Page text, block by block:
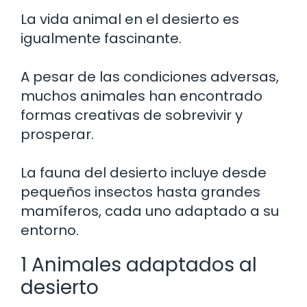
La vida animal en el desierto es
igualmente fascinante.
A pesar de las condiciones adversas,
muchos animales han encontrado
formas creativas de sobrevivir y
prosperar.
La fauna del desierto incluye desde
pequeños insectos hasta grandes
mamíferos, cada uno adaptado a su
entorno.
1 Animales adaptados al
desierto